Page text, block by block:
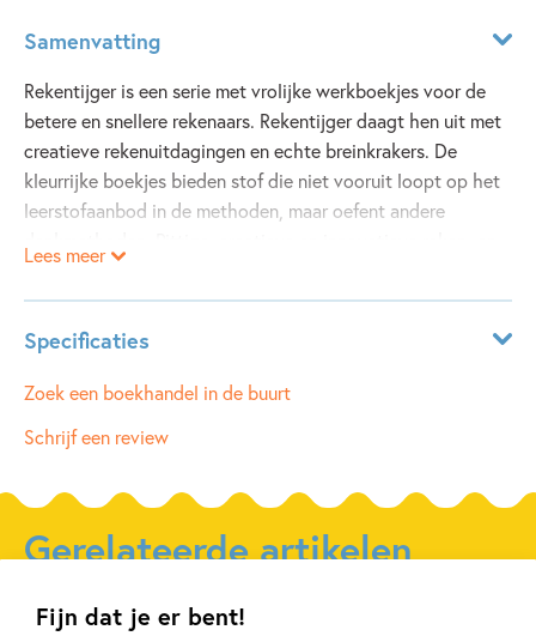
Fijn dat je er bent!
Samenvatting
Rekentijger is een serie met vrolijke werkboekjes voor de
betere en snellere rekenaars. Rekentijger daagt hen uit met
creatieve rekenuitdagingen en echte breinkrakers. De
kleurrijke boekjes bieden stof die niet vooruit loopt op het
leerstofaanbod in de methoden, maar oefent andere
wiskundeproblemen en puzzels waar rekentijgers hun
tanden in kunnen zetten.
Dit boek is bedoeld voor kinderen in groep 7.
Lees meer
Specificaties
Leeftijdsindicatie: 10 - 12 jaar
ISBN:
9789048749058
Type:
Paperback
Auteur(s):
Uitgever:
Uitgeverij Zwijsen
Zoek een boekhandel in de buurt
Schrijf een review
Gerelateerde artikelen